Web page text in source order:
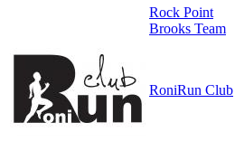
Rock Point
Brooks Team
RoniRun Club